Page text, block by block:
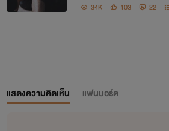
34K 103 22
แสดงความคิดเห็น แฟนบอร์ด